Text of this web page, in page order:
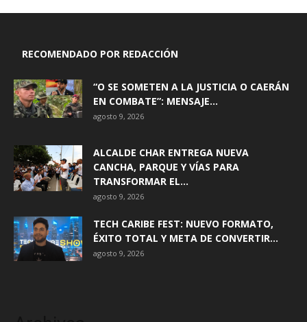
RECOMENDADO POR REDACCIÓN
“O SE SOMETEN A LA JUSTICIA O CAERÁN
EN COMBATE”: MENSAJE...
agosto 9, 2026
ALCALDE CHAR ENTREGA NUEVA
CANCHA, PARQUE Y VÍAS PARA
TRANSFORMAR EL...
agosto 9, 2026
TECH CARIBE FEST: NUEVO FORMATO,
ÉXITO TOTAL Y META DE CONVERTIR...
agosto 9, 2026